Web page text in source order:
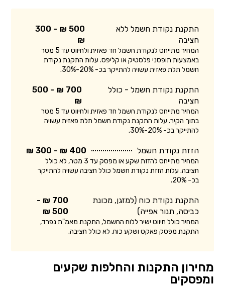
התקנת נקודת חשמל ללא
חציבה
500 ₪ - 300
₪
המחיר מתייחס לנקודת חשמל חד פאזית ולחיווט עד 5 מטר
באמצעות תופסני פלסטיק או קליפס. עלות התקנת נקודת
חשמל תלת פאזית עשויה להתייקר בכ- 20%-30%.
התקנת נקודת חשמל - כולל
חציבה
700 ₪ - 500
₪
המחיר מתייחס לנקודת חשמל חד פאזית ולחיווט עד 5 מטר
בתוך הקיר. עלות התקנת נקודת חשמל תלת פאזית עשויה
להתייקר בכ- 20%-30%.
הזזת נקודת חשמל 400 ₪ - 300 ₪
המחיר מתייחס להזזת שקע או מפסק עד 3 מטר, לא כולל
חציבה. עלות הזזת נקודת חשמל כולל חציבה עשויה להתייקר
בכ- 20%.
התקנת נקודת כוח (למזגן, מכונת
כביסה, תנור אפייה)
700 ₪ -
500 ₪
המחיר כולל חיווט ישיר ללוח החשמל, התקנת מאמ"ת נפרד,
התקנת מפסק פאקט ושקע כוח, לא כולל חציבה.
מחירון התקנות והחלפות שקעים
ומפסקים